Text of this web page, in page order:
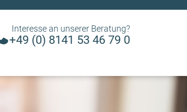
Interesse an unserer Beratung?
+49 (0) 8141 53 46 79 0